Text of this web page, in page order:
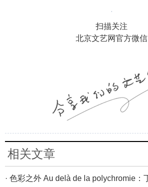
扫描关注
北京文艺网官方微信
相关文章